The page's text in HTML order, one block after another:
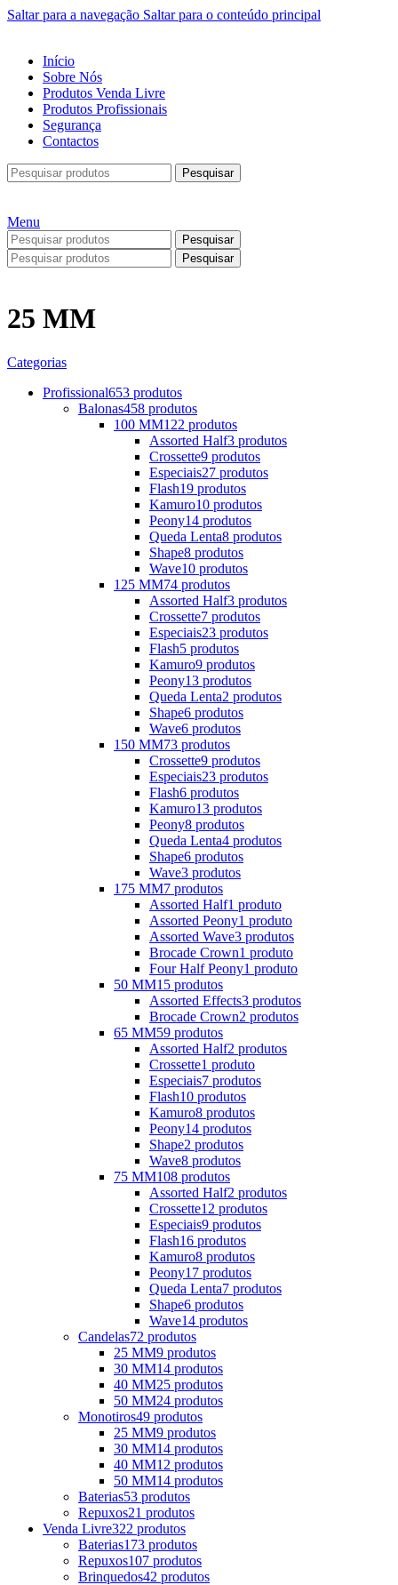
Saltar para a navegação Saltar para o conteúdo principal
Início
Sobre Nós
Produtos Venda Livre
Produtos Profissionais
Segurança
Contactos
Pesquisar
Menu
Pesquisar
Pesquisar
25 MM
Categorias
Profissional653 produtos
Balonas458 produtos
100 MM122 produtos
Assorted Half3 produtos
Crossette9 produtos
Especiais27 produtos
Flash19 produtos
Kamuro10 produtos
Peony14 produtos
Queda Lenta8 produtos
Shape8 produtos
Wave10 produtos
125 MM74 produtos
Assorted Half3 produtos
Crossette7 produtos
Especiais23 produtos
Flash5 produtos
Kamuro9 produtos
Peony13 produtos
Queda Lenta2 produtos
Shape6 produtos
Wave6 produtos
150 MM73 produtos
Crossette9 produtos
Especiais23 produtos
Flash6 produtos
Kamuro13 produtos
Peony8 produtos
Queda Lenta4 produtos
Shape6 produtos
Wave3 produtos
175 MM7 produtos
Assorted Half1 produto
Assorted Peony1 produto
Assorted Wave3 produtos
Brocade Crown1 produto
Four Half Peony1 produto
50 MM15 produtos
Assorted Effects3 produtos
Brocade Crown2 produtos
65 MM59 produtos
Assorted Half2 produtos
Crossette1 produto
Especiais7 produtos
Flash10 produtos
Kamuro8 produtos
Peony14 produtos
Shape2 produtos
Wave8 produtos
75 MM108 produtos
Assorted Half2 produtos
Crossette12 produtos
Especiais9 produtos
Flash16 produtos
Kamuro8 produtos
Peony17 produtos
Queda Lenta7 produtos
Shape6 produtos
Wave14 produtos
Candelas72 produtos
25 MM9 produtos
30 MM14 produtos
40 MM25 produtos
50 MM24 produtos
Monotiros49 produtos
25 MM9 produtos
30 MM14 produtos
40 MM12 produtos
50 MM14 produtos
Baterias53 produtos
Repuxos21 produtos
Venda Livre322 produtos
Baterias173 produtos
Repuxos107 produtos
Brinquedos42 produtos